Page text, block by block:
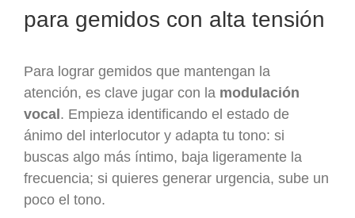
para gemidos con alta tensión
Para lograr gemidos que mantengan la
atención, es clave jugar con la modulación
vocal . Empieza identificando el estado de
ánimo del interlocutor y adapta tu tono: si
buscas algo más íntimo, baja ligeramente la
frecuencia; si quieres generar urgencia, sube un
poco el tono.